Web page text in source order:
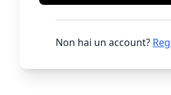
Non hai un account?